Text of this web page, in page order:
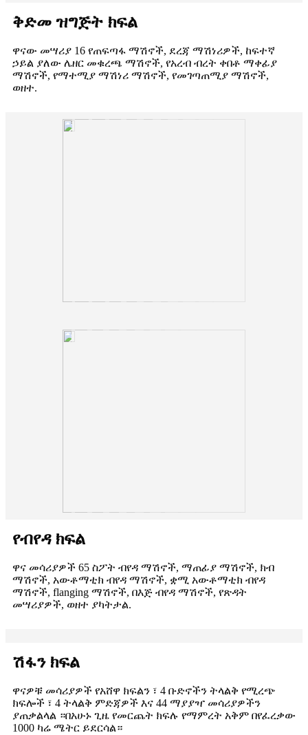
ቅድመ ዝግጅት ክፍል
ዋናው መሣሪያ 16 የጠፍጣፋ ማሽኖች, ደረጃ ማሽነሪዎች, ከፍተኛ
ኃይል ያለው ሌዘር መቁረጫ ማሽኖች, የአረብ ብረት ቀበቶ ማቀፊያ
ማሽኖች, የማተሚያ ማሽነሪ ማሽኖች, የመገጣጠሚያ ማሽኖች,
ወዘተ.
የብየዳ ክፍል
ዋና መሳሪያዎች 65 ስፖት ብየዳ ማሽኖች, ማጠፊያ ማሽኖች, ክብ
ማሽኖች, አውቶማቲክ ብየዳ ማሽኖች, ቋሚ አውቶማቲክ ብየዳ
ማሽኖች, flanging ማሽኖች, በእጅ ብየዳ ማሽኖች, የጽዳት
መሣሪያዎች, ወዘተ ያካትታል.
ሽፋን ክፍል
ዋናዎቹ መሳሪያዎች የአሸዋ ክፍልን ፣ 4 ቡድኖችን ትላልቅ የሚረጭ
ክፍሎች ፣ 4 ትላልቅ ምድጃዎች እና 44 ማያያዣ መሳሪያዎችን
ያጠቃልላል ።በአሁኑ ጊዜ የመርጨት ክፍሉ የማምረት አቅም በየፈረቃው
1000 ካሬ ሜትር ይደርሳል።